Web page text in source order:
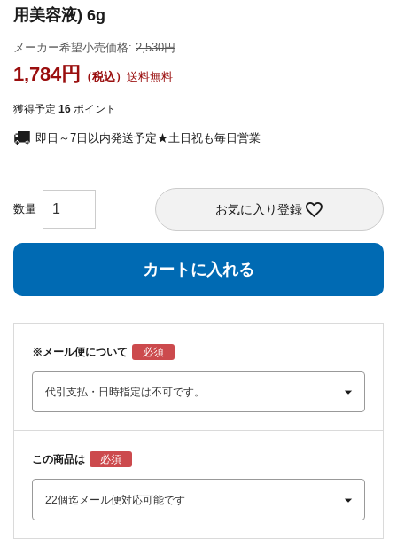
用美容液) 6g
メーカー希望小売価格: 2,530
1,784 送料無料
獲得予定 16 ポイント
即日～7日以内発送予定★土日祝も毎日営業
お気に入り登録
カートに入れる
※メール便について
この商品は